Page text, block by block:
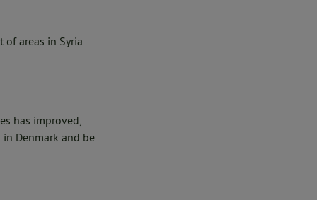
areas in Syria
has improved,
Denmark and be